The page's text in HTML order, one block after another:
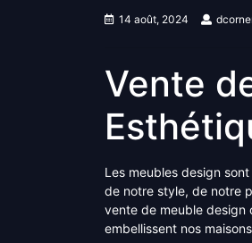
14 août, 2024
Vente
Les meubles design
de notre style, de notre
vente de meuble design
embellissent nos